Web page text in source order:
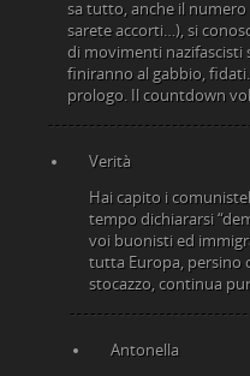
sa tutto, anche il numero
sarete accorti…), si
di movimenti nazifascisti
finiranno al gabbio,
prologo. Il countdown
Verità
Hai capito i
tempo dichiararsi
voi buonisti ed
tutta Europa, persino
stocazzo, continua
Antonella